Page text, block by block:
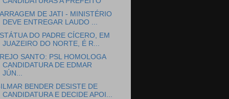
DE JATI - MINISTÉRIO
DEVE ENTREGAR LAUDO ...
DO PADRE CÍCERO, EM
JUAZEIRO DO NORTE, É R...
SANTO: PSL HOMOLOGA
CANDIDATURA DE EDMAR
JÚN...
BENDER DESISTE DE
CANDIDATURA E DECIDE APOI...